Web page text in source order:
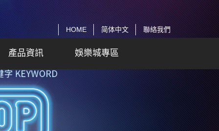
聯絡我們
简体中文
HOME
產品資訊 娛樂城專區